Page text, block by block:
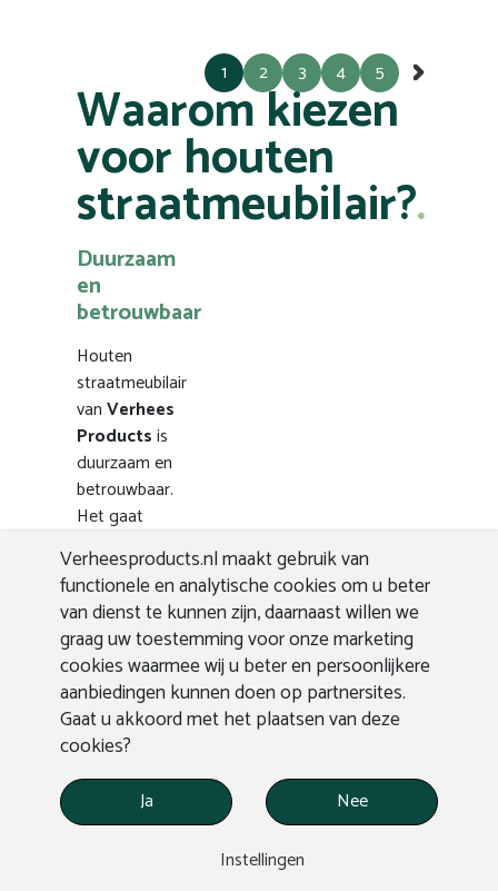
Verheesproducts.nl maakt gebruik van
functionele en analytische cookies om u beter
van dienst te kunnen zijn, daarnaast willen we
graag uw toestemming voor onze marketing
cookies waarmee wij u beter en persoonlijkere
aanbiedingen kunnen doen op partnersites.
Gaat u akkoord met het plaatsen van deze
cookies?
Ja
Nee
Instellingen
1 2 3 4 5 »
Waarom kiezen
voor houten
straatmeubilair?
Duurzaam
en
betrouwbaar
Houten
straatmeubilair
vanVerhees
Productsis
duurzaam en
betrouwbaar.
Het gaat
jarenlang mee,
zelfs bij
intensief
gebruik, en
behoudt zijn
kwaliteit en
uitstraling
zonder veel
onderhoud. Zo
kiest u voor
een investering